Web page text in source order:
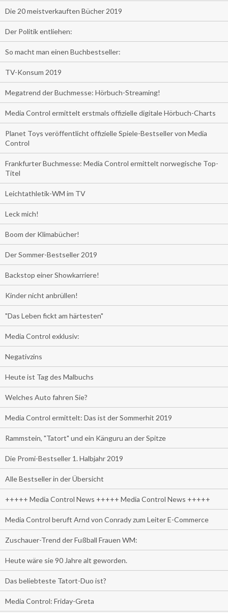
Die 20 meistverkauften Bücher 2019
Der Politik entliehen:
So macht man einen Buchbestseller:
TV-Konsum 2019
Megatrend der Buchmesse: Hörbuch-Streaming!
Media Control ermittelt erstmals offizielle digitale Hörbuch-Charts
Planet Toys veröffentlicht offizielle Spiele-Bestseller von Media
Control
Frankfurter Buchmesse: Media Control ermittelt norwegische Top-
Titel
Leichtathletik-WM im TV
Leck mich!
Boom der Klimabücher!
Der Sommer-Bestseller 2019
Backstop einer Showkarriere!
Kinder nicht anbrüllen!
"Das Leben fickt am härtesten"
Media Control exklusiv:
Negativzins
Heute ist Tag des Malbuchs
Welches Auto fahren Sie?
Media Control ermittelt: Das ist der Sommerhit 2019
Rammstein, "Tatort" und ein Känguru an der Spitze
Die Promi-Bestseller 1. Halbjahr 2019
Alle Bestseller in der Übersicht
+++++ Media Control News +++++ Media Control News +++++
Media Control beruft Arnd von Conrady zum Leiter E-Commerce
Zuschauer-Trend der Fußball Frauen WM:
Heute wäre sie 90 Jahre alt geworden.
Das beliebteste Tatort-Duo ist?
Media Control: Friday-Greta